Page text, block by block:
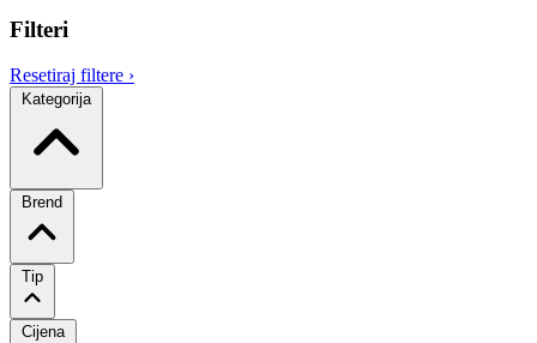
Filteri
Resetiraj filtere ›
Kategorija
Brend
Tip
Cijena